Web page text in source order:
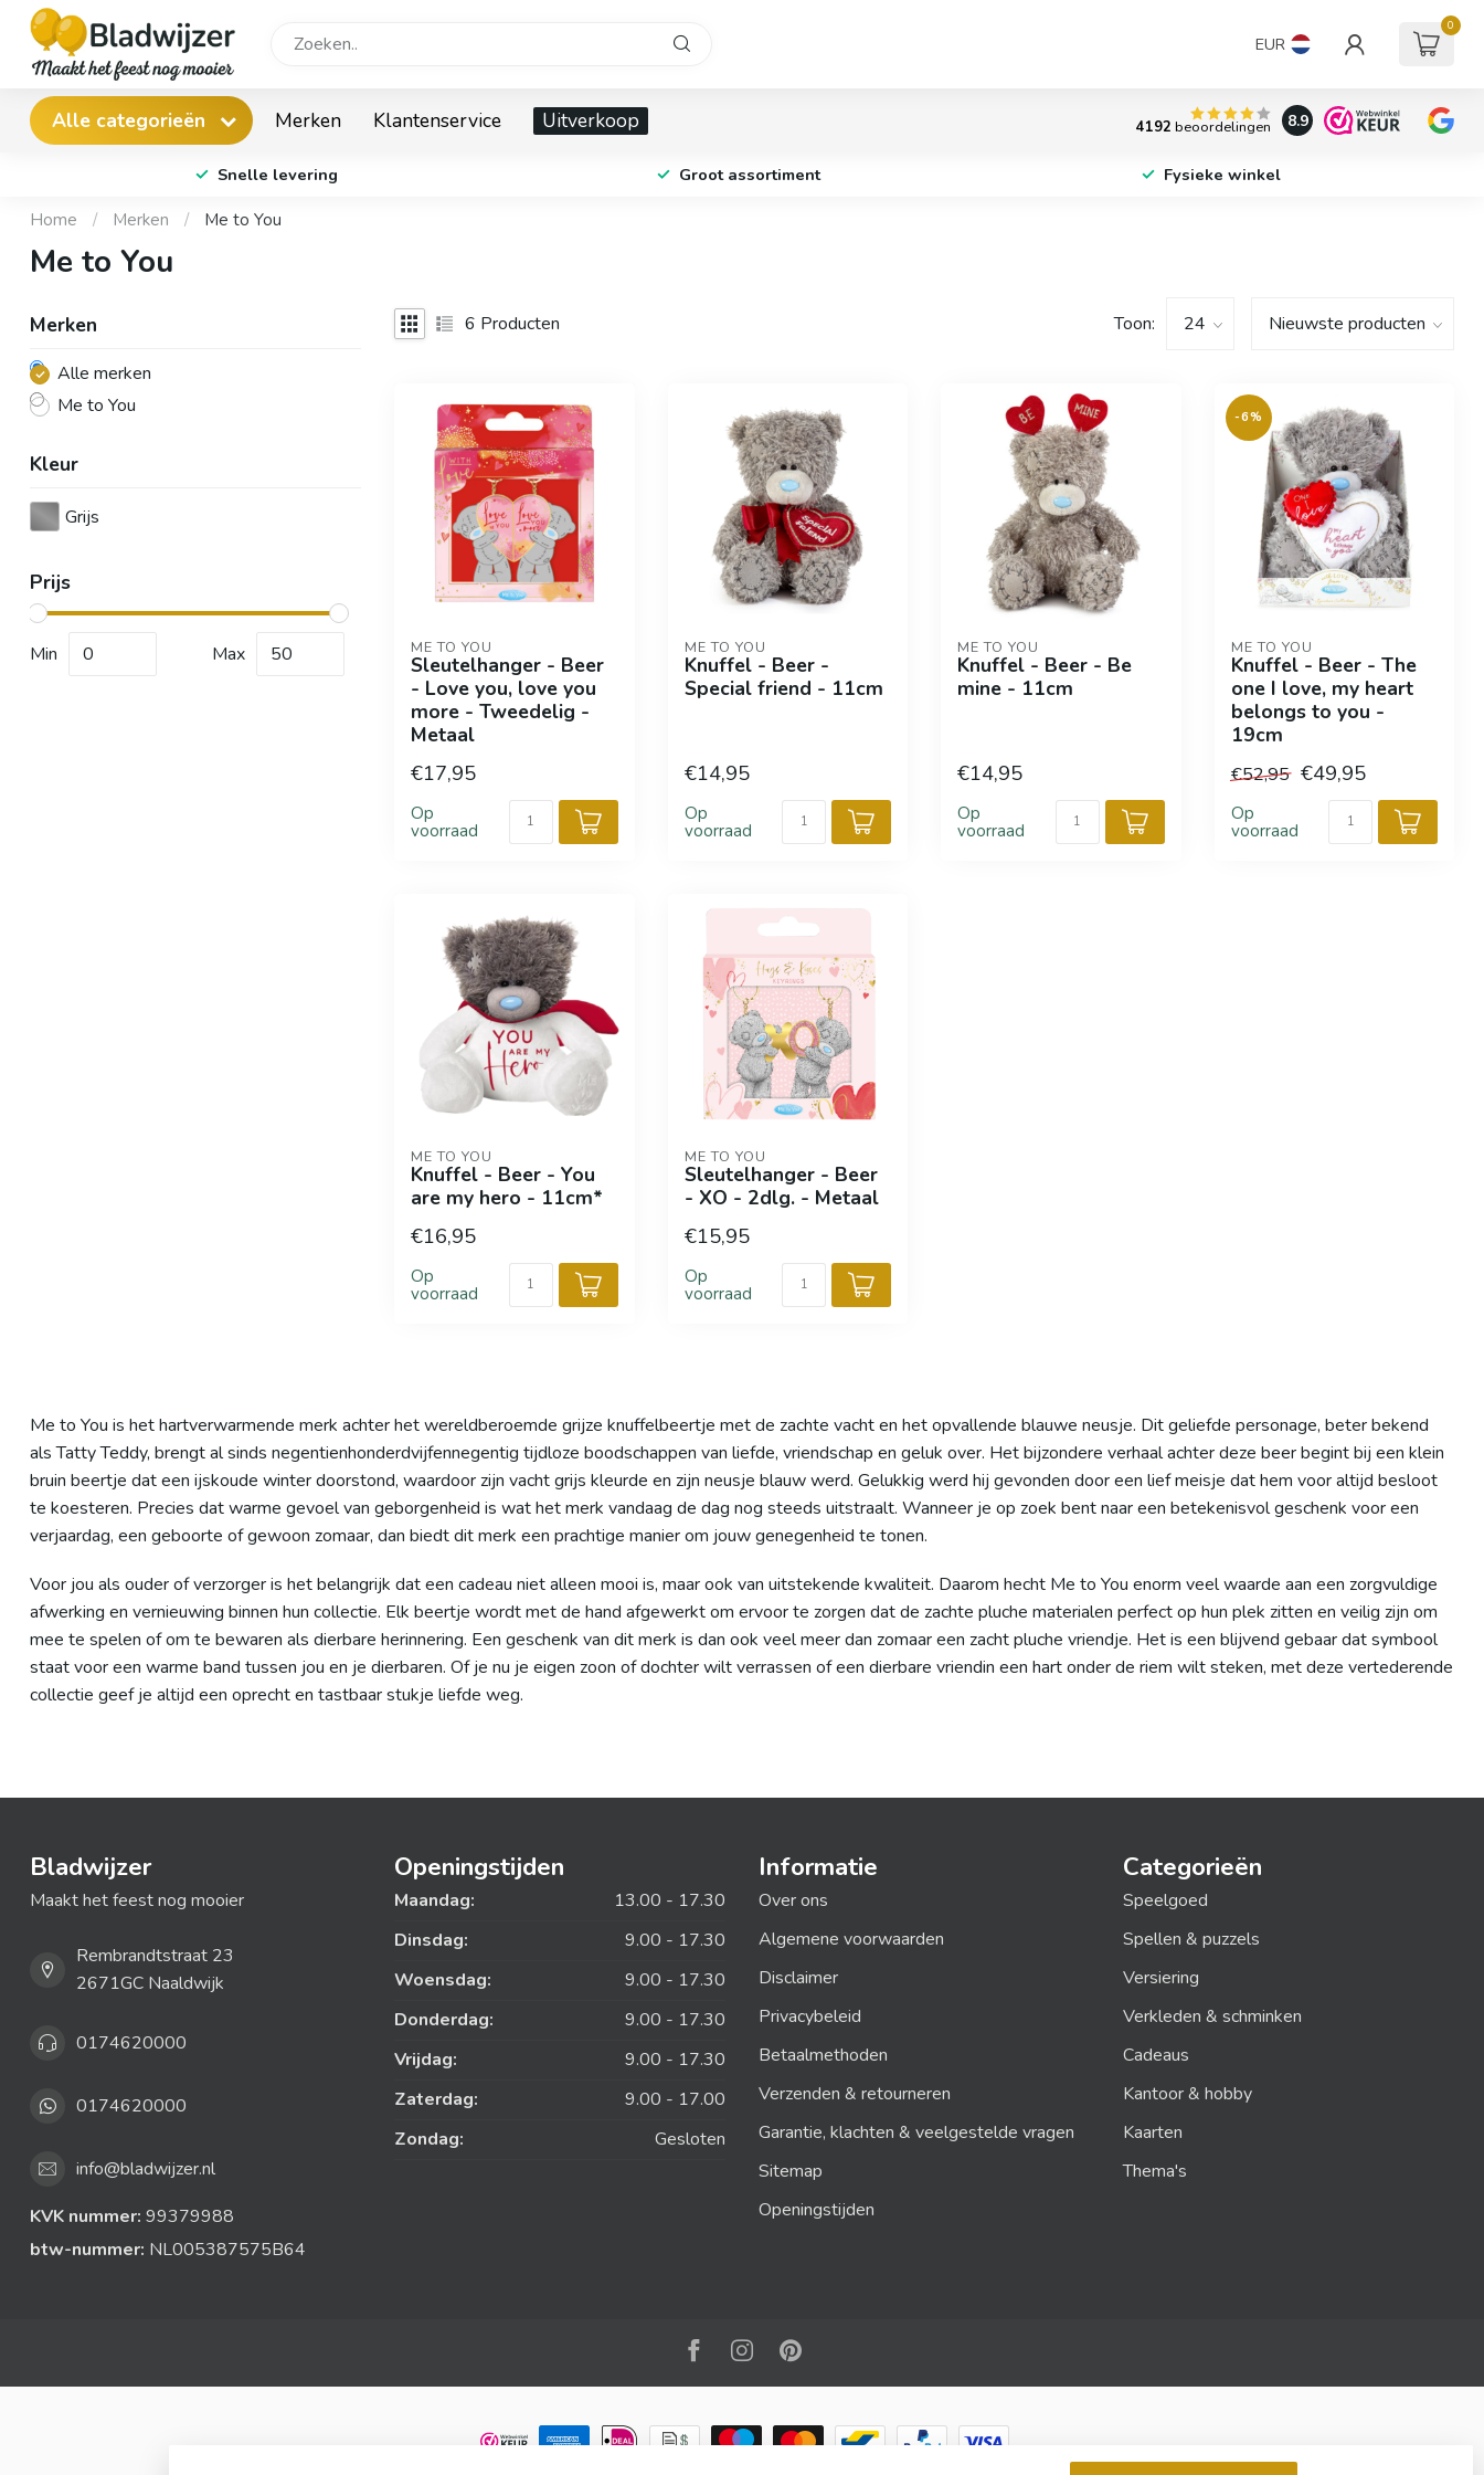
EUR
0
Alle categorieën Merken Klantenservice Uitverkoop 4192 beoordelingen 8.9
Snelle levering Groot assortiment Fysieke winkel
Home / Merken / Me to You
Me to You
Merken
Alle merken
Me to You
Kleur
Grijs
Prijs
Min Max
6 Producten Toon:
ME TO YOU
Sleutelhanger - Beer
- Love you, love you
more - Tweedelig -
Metaal
€17,95
Op
voorraad
ME TO YOU
Knuffel - Beer -
Special friend - 11cm
€14,95
Op
voorraad
ME TO YOU
Knuffel - Beer - Be
mine - 11cm
€14,95
Op
voorraad
-6%
ME TO YOU
Knuffel - Beer - The
one I love, my heart
belongs to you -
19cm
€52,95 €49,95
Op
voorraad
ME TO YOU
Knuffel - Beer - You
are my hero - 11cm*
€16,95
Op
voorraad
ME TO YOU
Sleutelhanger - Beer
- XO - 2dlg. - Metaal
€15,95
Op
voorraad
Me to You is het hartverwarmende merk achter het wereldberoemde grijze knuffelbeertje met de zachte vacht en het opvallende blauwe neusje. Dit geliefde personage, beter bekend
als Tatty Teddy, brengt al sinds negentienhonderdvijfennegentig tijdloze boodschappen van liefde, vriendschap en geluk over. Het bijzondere verhaal achter deze beer begint bij een klein
bruin beertje dat een ijskoude winter doorstond, waardoor zijn vacht grijs kleurde en zijn neusje blauw werd. Gelukkig werd hij gevonden door een lief meisje dat hem voor altijd besloot
te koesteren. Precies dat warme gevoel van geborgenheid is wat het merk vandaag de dag nog steeds uitstraalt. Wanneer je op zoek bent naar een betekenisvol geschenk voor een
verjaardag, een geboorte of gewoon zomaar, dan biedt dit merk een prachtige manier om jouw genegenheid te tonen.
Voor jou als ouder of verzorger is het belangrijk dat een cadeau niet alleen mooi is, maar ook van uitstekende kwaliteit. Daarom hecht Me to You enorm veel waarde aan een zorgvuldige
afwerking en vernieuwing binnen hun collectie. Elk beertje wordt met de hand afgewerkt om ervoor te zorgen dat de zachte pluche materialen perfect op hun plek zitten en veilig zijn om
mee te spelen of om te bewaren als dierbare herinnering. Een geschenk van dit merk is dan ook veel meer dan zomaar een zacht pluche vriendje. Het is een blijvend gebaar dat symbool
staat voor een warme band tussen jou en je dierbaren. Of je nu je eigen zoon of dochter wilt verrassen of een dierbare vriendin een hart onder de riem wilt steken, met deze vertederende
collectie geef je altijd een oprecht en tastbaar stukje liefde weg.
Bladwijzer
Maakt het feest nog mooier
Rembrandtstraat 23
2671GC Naaldwijk
0174620000
0174620000
info@bladwijzer.nl
KVK nummer: 99379988
btw-nummer: NL005387575B64
Openingstijden
Maandag:
13.00 - 17.30
Dinsdag:
9.00 - 17.30
Woensdag:
9.00 - 17.30
Donderdag:
9.00 - 17.30
Vrijdag:
9.00 - 17.30
Zaterdag:
9.00 - 17.00
Zondag:
Gesloten
Informatie
Over ons
Algemene voorwaarden
Disclaimer
Privacybeleid
Betaalmethoden
Verzenden & retourneren
Garantie, klachten & veelgestelde vragen
Sitemap
Openingstijden
Categorieën
Speelgoed
Spellen & puzzels
Versiering
Verkleden & schminken
Cadeaus
Kantoor & hobby
Kaarten
Thema's